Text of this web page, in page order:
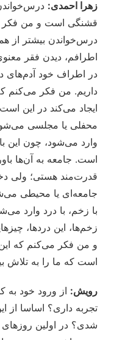
زهرا احمدی:
قشنگی است و من فکر
درس‌خواندن بیشتر از
اطرافم، دیدن فقر
در اطراف خود آدم‌های
داریم. من فکر می‌کنم
ایجاد می‌کند در این
محفلی یا مجلسی
وارد می‌شود، چون این
است. جامعه به آن‌ها
قدرت‌مند هستی؛ ولی
جامعه‌ای یا محیطی
با زخم، با درد وارد
زخم‌ها، این دردها،
و من فکر می‌کنم که
است که ما را به تلاش
رویش: از ورود خود
تجربه داری؟ اساسا از
شدی؟ در اولین روزهای